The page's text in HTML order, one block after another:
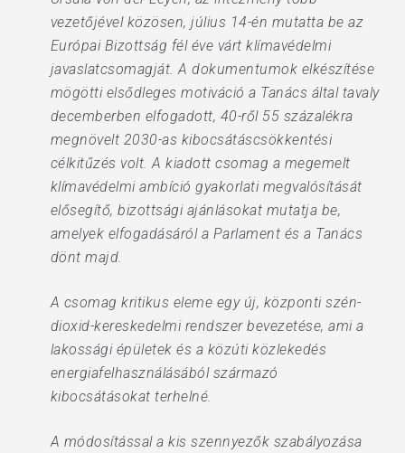
vezetőjével közösen, július 14-én mutatta be az
Európai Bizottság fél éve várt klímavédelmi
javaslatcsomagját. A dokumentumok elkészítése
mögötti elsődleges motiváció a Tanács által tavaly
decemberben elfogadott, 40-ről 55 százalékra
megnövelt 2030-as kibocsátáscsökkentési
célkitűzés volt. A kiadott csomag a megemelt
klímavédelmi ambíció gyakorlati megvalósítását
elősegítő, bizottsági ajánlásokat mutatja be,
amelyek elfogadásáról a Parlament és a Tanács
dönt majd.
A csomag kritikus eleme egy új, központi szén-
dioxid-kereskedelmi rendszer bevezetése, ami a
lakossági épületek és a közúti közlekedés
energiafelhasználásából származó
kibocsátásokat terhelné.
A módosítással a kis szennyezők szabályozása